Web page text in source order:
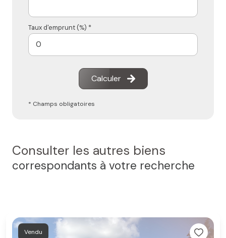
Taux d'emprunt (%) *
Calculer
* Champs obligatoires
Consulter les autres biens
correspondants à votre recherche
Vendu